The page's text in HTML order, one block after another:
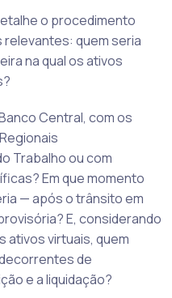
o procedimento
quem seria
na qual os ativos
Central, com os
Trabalho ou com
Em que momento
— após o trânsito em
E, considerando
ativos virtuais, quem
de
e a liquidação?